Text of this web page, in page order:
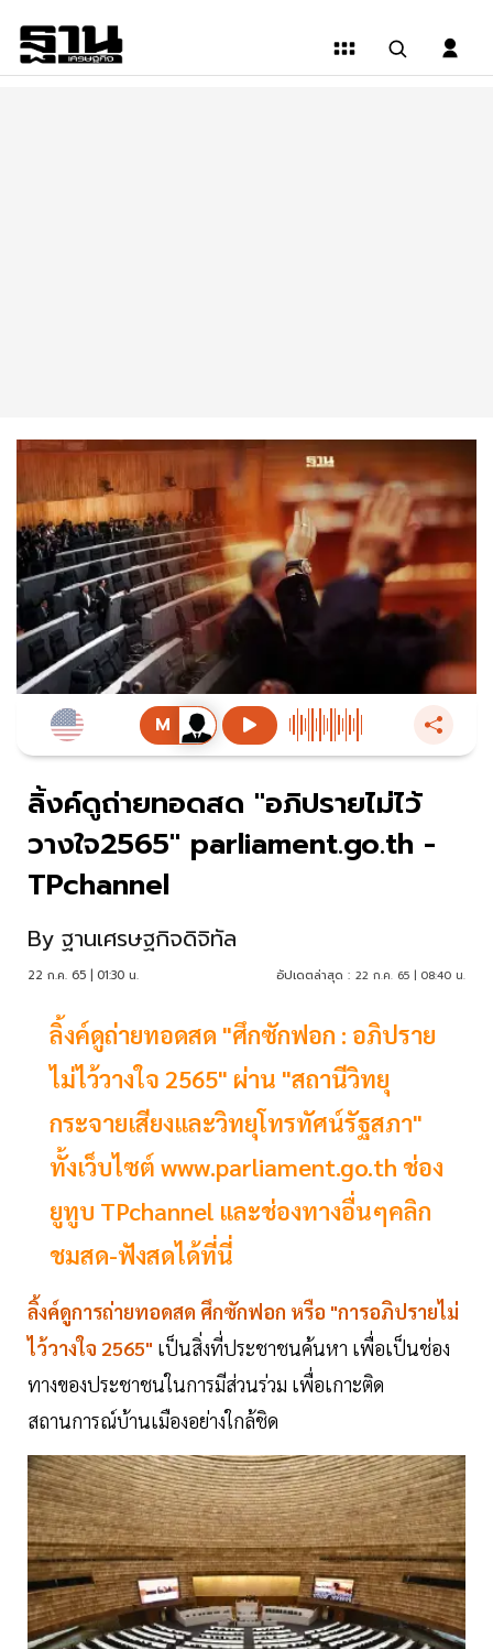
ลิ้งค์ดูถ่ายทอดสด "อภิปรายไม่ไว้
วางใจ2565" parliament.go.th -
TPchannel
By ฐานเศรษฐกิจดิจิทัล
22 ก.ค. 65 | 01:30 น. อัปเดตล่าสุด : 22 ก.ค. 65 | 08:40 น.
ลิ้งค์ดูถ่ายทอดสด "ศึกซักฟอก : อภิปราย
ไม่ไว้วางใจ 2565" ผ่าน "สถานีวิทยุ
กระจายเสียงและวิทยุโทรทัศน์รัฐสภา"
ทั้งเว็บไซต์ www.parliament.go.th ช่อง
ยูทูบ TPchannel และช่องทางอื่นๆคลิก
ชมสด-ฟังสดได้ที่นี่
ลิ้งค์ดูการถ่ายทอดสด ศึกซักฟอก หรือ "การอภิปรายไม่
ไว้วางใจ 2565" เป็นสิ่งที่ประชาชนค้นหา เพื่อเป็นช่อง
ทางของประชาชนในการมีส่วนร่วม เพื่อเกาะติด
สถานการณ์บ้านเมืองอย่างใกล้ชิด